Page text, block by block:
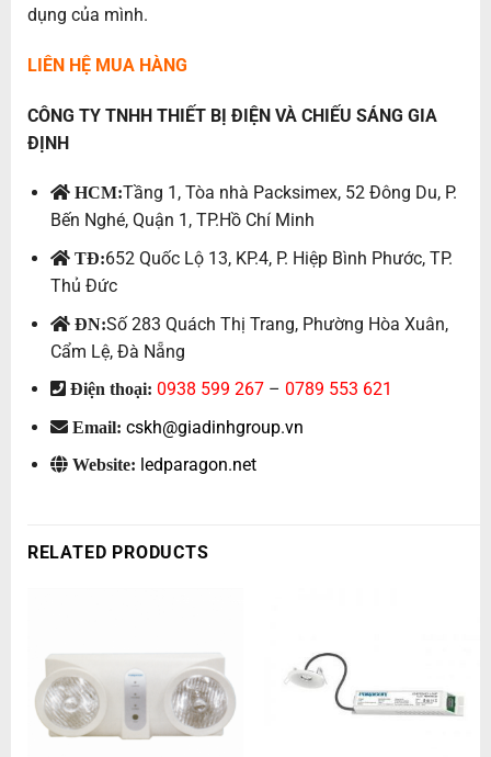
dụng của mình.
LIÊN HỆ MUA HÀNG
CÔNG TY TNHH THIẾT BỊ ĐIỆN VÀ CHIẾU SÁNG GIA
ĐỊNH
HCM:Tầng 1, Tòa nhà Packsimex, 52 Đông Du, P.
Bến Nghé, Quận 1, TP.Hồ Chí Minh
TĐ:652 Quốc Lộ 13, KP.4, P. Hiệp Bình Phước, TP.
Thủ Đức
ĐN:Số 283 Quách Thị Trang, Phường Hòa Xuân,
Cẩm Lệ, Đà Nẵng
Điện thoại: 0938 599 267– 0789 553 621
Email: cskh@giadinhgroup.vn
Website: ledparagon.net
RELATED PRODUCTS